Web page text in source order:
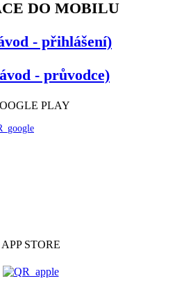
DO MOBILU
- přihlášení)
- průvodce)
PLAY
APP STORE